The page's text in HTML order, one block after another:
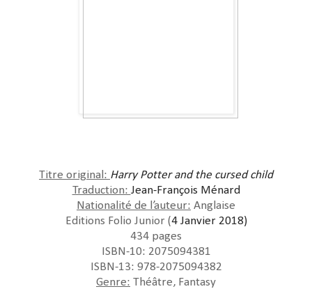
Titre original: Harry Potter and the cursed child
Traduction: Jean-François Ménard
Nationalité de l’auteur: Anglaise
Editions Folio Junior (4 Janvier 2018)
434 pages
ISBN-10: 2075094381
ISBN-13: 978-2075094382
Genre: Théâtre, Fantasy